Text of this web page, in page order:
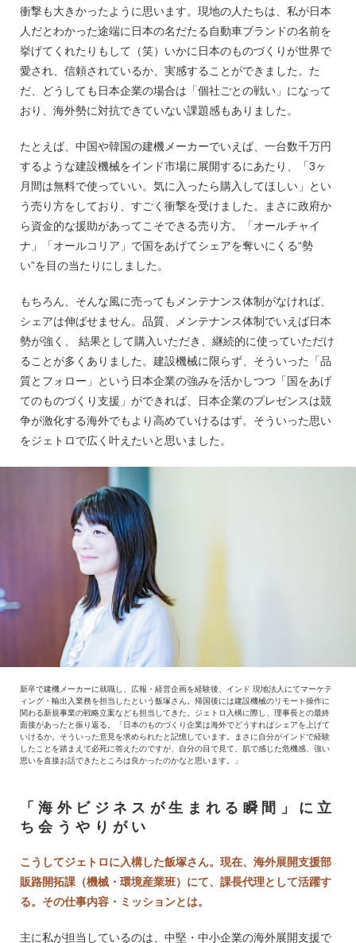
衝撃も大きかったように思います。現地の人たちは、私が日本
人だとわかった途端に日本の名だたる自動車ブランドの名前を
挙げてくれたりもして（笑）いかに日本のものづくりが世界で
愛され、信頼されているか、実感することができました。た
だ、どうしても日本企業の場合は「個社ごとの戦い」になって
おり、海外勢に対抗できていない課題感もありました。
たとえば、中国や韓国の建機メーカーでいえば、一台数千万円
するような建設機械をインド市場に展開するにあたり、「3ヶ
月間は無料で使っていい。気に入ったら購入してほしい」とい
う売り方をしており、すごく衝撃を受けました。まさに政府か
ら資金的な援助があってこそできる売り方。「オールチャイ
ナ」「オールコリア」で国をあげてシェアを奪いにくる“勢
い”を目の当たりにしました。
もちろん、そんな風に売ってもメンテナンス体制がなければ、
シェアは伸ばせません。品質、メンテナンス体制でいえば日本
勢が強く、 結果として購入いただき、継続的に使っていただけ
ることが多くありました。建設機械に限らず、そういった「品
質とフォロー」という日本企業の強みを活かしつつ「国をあげ
てのものづくり支援」ができれば、日本企業のプレゼンスは競
争が激化する海外でもより高めていけるはず。そういった思い
をジェトロで広く叶えたいと思いました。
新卒で建機メーカーに就職し、広報・経営企画を経験後、インド 現地法人にてマーケテ
ィング・輸出入業務を担当したという飯塚さん。帰国後には建設機械のリモート操作に
関わる新規事業の戦略立案なども担当してきた。ジェトロ入構に際し、理事長との最終
面接があったと振り返る。「日本のものづくり企業は海外でどうすればシェアを上げて
いけるか。そういった意見を求められたと記憶しています。まさに自分がインドで経験
したことを踏まえて必死に答えたのですが、自分の目で見て、肌で感じた危機感、強い
思いを直接お話できたところは良かったのかなと思います。」
「海外ビジネスが生まれる瞬間」に立
ち会うやりがい
こうしてジェトロに入構した飯塚さん。現在、海外展開支援部
販路開拓課（機械・環境産業班）にて、課長代理として活躍す
る。その仕事内容・ミッションとは。
主に私が担当しているのは、中堅・中小企業の海外展開支援で